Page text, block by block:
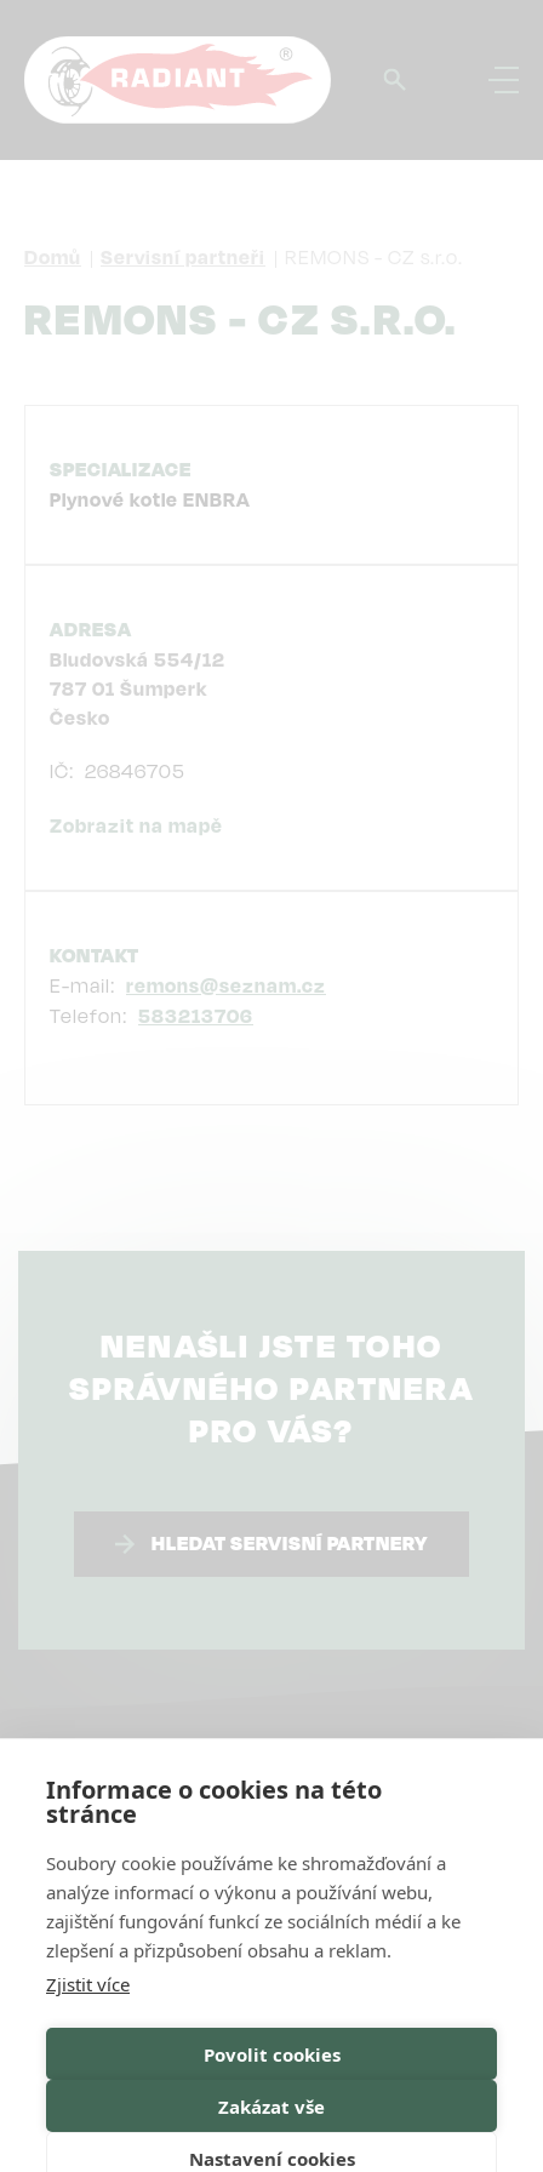
Informace o cookies na této
stránce
Soubory cookie používáme ke shromažďování a
analýze informací o výkonu a používání webu,
zajištění fungování funkcí ze sociálních médií a ke
zlepšení a přizpůsobení obsahu a reklam.
Zjistit více
Povolit cookies
Zakázat vše
Nastavení cookies
hlavnímu
obsahu
NAVIGACE
REMONS - CZ S.R.O.
SPECIALIZACE
Plynové kotle ENBRA
ADRESA
Bludovská 554/12
787 01 Šumperk
Česko
IČ 26846705
Zobrazit na mapě
KONTAKT
E-mail
remons@seznam.cz
Telefon
583213706
NENAŠLI JSTE TOHO
SPRÁVNÉHO PARTNERA
PRO VÁS?
HLEDAT SERVISNÍ PARTNERY
PATIČKA
OSTATNÍ
Kontakt
© 2026